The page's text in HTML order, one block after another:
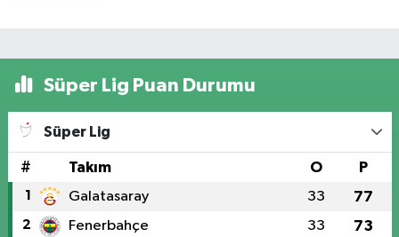
Süper Lig Puan Durumu
Süper Lig
# Takım O P
1 Galatasaray 33 77
2 Fenerbahçe 33 73